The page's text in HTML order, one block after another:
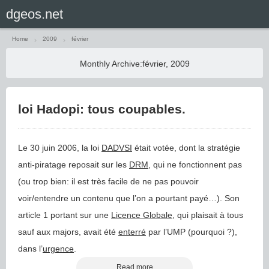
Home 2009 février
Monthly Archive:février, 2009
loi Hadopi: tous coupables.
Le 30 juin 2006, la loi DADVSI était votée, dont la stratégie
anti-piratage reposait sur les DRM , qui ne fonctionnent pas
(ou trop bien: il est très facile de ne pas pouvoir
voir/entendre un contenu que l’on a pourtant payé…). Son
article 1 portant sur une Licence Globale , qui plaisait à tous
sauf aux majors, avait été enterré par l’UMP (pourquoi ?),
dans l’urgence
Read more